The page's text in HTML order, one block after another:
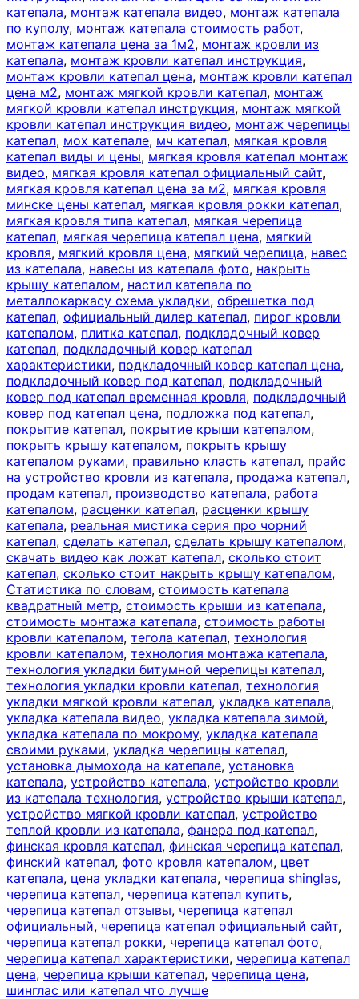
катепала, монтаж катепала видео, монтаж катепала
по куполу, монтаж катепала стоимость работ,
монтаж катепала цена за 1м2, монтаж кровли из
катепала, монтаж кровли катепал инструкция,
монтаж кровли катепал цена, монтаж кровли катепал
цена м2, монтаж мягкой кровли катепал, монтаж
мягкой кровли катепал инструкция, монтаж мягкой
кровли катепал инструкция видео, монтаж черепицы
катепал, мох катепале, мч катепал, мягкая кровля
катепал виды и цены, мягкая кровля катепал монтаж
видео, мягкая кровля катепал официальный сайт,
мягкая кровля катепал цена за м2, мягкая кровля
минске цены катепал, мягкая кровля рокки катепал,
мягкая кровля типа катепал, мягкая черепица
катепал, мягкая черепица катепал цена, мягкий
кровля, мягкий кровля цена, мягкий черепица, навес
из катепала, навесы из катепала фото, накрыть
крышу катепалом, настил катепала по
металлокаркасу схема укладки, обрешетка под
катепал, официальный дилер катепал, пирог кровли
катепалом, плитка катепал, подкладочный ковер
катепал, подкладочный ковер катепал
характеристики, подкладочный ковер катепал цена,
подкладочный ковер под катепал, подкладочный
ковер под катепал временная кровля, подкладочный
ковер под катепал цена, подложка под катепал,
покрытие катепал, покрытие крыши катепалом,
покрыть крышу катепалом, покрыть крышу
катепалом руками, правильно класть катепал, прайс
на устройство кровли из катепала, продажа катепал,
продам катепал, производство катепала, работа
катепалом, расценки катепал, расценки крышу
катепала, реальная мистика серия про чорний
катепал, сделать катепал, сделать крышу катепалом,
скачать видео как ложат катепал, сколько стоит
катепал, сколько стоит накрыть крышу катепалом,
Статистика по словам, стоимость катепала
квадратный метр, стоимость крыши из катепала,
стоимость монтажа катепала, стоимость работы
кровли катепалом, тегола катепал, технология
кровли катепалом, технология монтажа катепала,
технология укладки битумной черепицы катепал,
технология укладки кровли катепал, технология
укладки мягкой кровли катепал, укладка катепала,
укладка катепала видео, укладка катепала зимой,
укладка катепала по мокрому, укладка катепала
своими руками, укладка черепицы катепал,
установка дымохода на катепале, установка
катепала, устройство катепала, устройство кровли
из катепала технология, устройство крыши катепал,
устройство мягкой кровли катепал, устройство
теплой кровли из катепала, фанера под катепал,
финская кровля катепал, финская черепица катепал,
финский катепал, фото кровля катепалом, цвет
катепала, цена укладки катепала, черепица shinglas,
черепица катепал, черепица катепал купить,
черепица катепал отзывы, черепица катепал
официальный, черепица катепал официальный сайт,
черепица катепал рокки, черепица катепал фото,
черепица катепал характеристики, черепица катепал
цена, черепица крыши катепал, черепица цена,
шинглас или катепал что лучше